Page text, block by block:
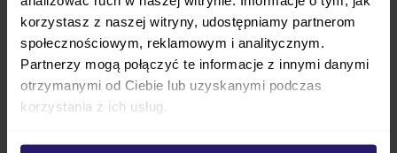
korzystasz z naszej witryny, udostępniamy partnerom
społecznościowym, reklamowym i analitycznym.
Partnerzy mogą połączyć te informacje z innymi danymi
otrzymanymi od Ciebie lub uzyskanymi podczas
korzystania z ich usług.